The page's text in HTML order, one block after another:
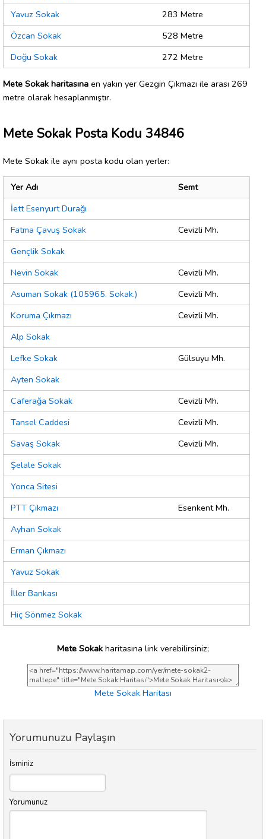
Yavuz Sokak
283 Metre
Özcan Sokak
528 Metre
Doğu Sokak
272 Metre
Mete Sokak haritasına en yakın yer Gezgin Çıkmazı ile arası 269
metre olarak hesaplanmıştır.
Mete Sokak Posta Kodu 34846
Mete Sokak ile aynı posta kodu olan yerler:
Yer Adı
Semt
İett Esenyurt Durağı
Fatma Çavuş Sokak
Cevizli Mh.
Gençlik Sokak
Nevin Sokak
Cevizli Mh.
Asuman Sokak (105965. Sokak.)
Cevizli Mh.
Koruma Çıkmazı
Cevizli Mh.
Alp Sokak
Lefke Sokak
Gülsuyu Mh.
Ayten Sokak
Caferağa Sokak
Cevizli Mh.
Tansel Caddesi
Cevizli Mh.
Savaş Sokak
Cevizli Mh.
Şelale Sokak
Yonca Sitesi
PTT Çıkmazı
Esenkent Mh.
Ayhan Sokak
Erman Çıkmazı
Yavuz Sokak
İller Bankası
Hiç Sönmez Sokak
Mete Sokak haritasına link verebilirsiniz;
Mete Sokak Haritası
Yorumunuzu Paylaşın
İsminiz
Yorumunuz